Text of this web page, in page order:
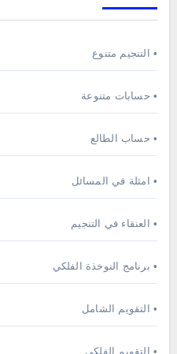
• التنجيم متنوع
• حسابات متنوعة
• حساب الطالع
• امثلة في المسائل
• العنقاء في التنجيم
• برنامج النوخذة الفلكي
• التقويم الشامل
• التقويم الفلكي